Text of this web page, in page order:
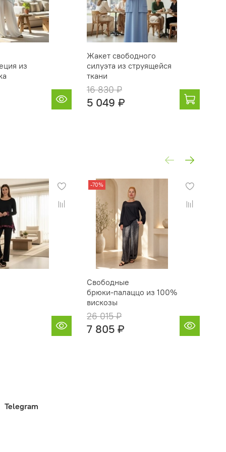
из
Жакет свободного
силуэта из струящейся
ткани
16 830 ₽
5 049 ₽
-70%
Свободные
брюки‑палаццо из 100%
вискозы
26 015 ₽
7 805 ₽
Telegram